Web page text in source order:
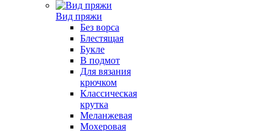
Вид пряжи
Без ворса
Блестящая
Букле
В подмот
Для вязания
крючком
Классическая
крутка
Меланжевая
Мохеровая